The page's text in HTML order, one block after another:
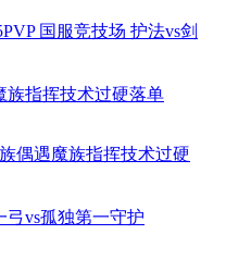
族指挥技术过硬落单
弓vs孤独第一守护